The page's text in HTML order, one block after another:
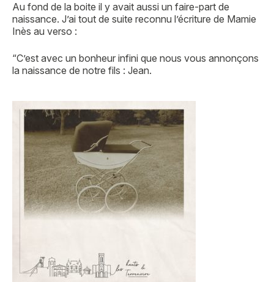
Au fond de la boite il y avait aussi un faire-part de
naissance. J’ai tout de suite reconnu l’écriture de Mamie
Inès au verso :
“C’est avec un bonheur infini que nous vous annonçons
la naissance de notre fils : Jean.